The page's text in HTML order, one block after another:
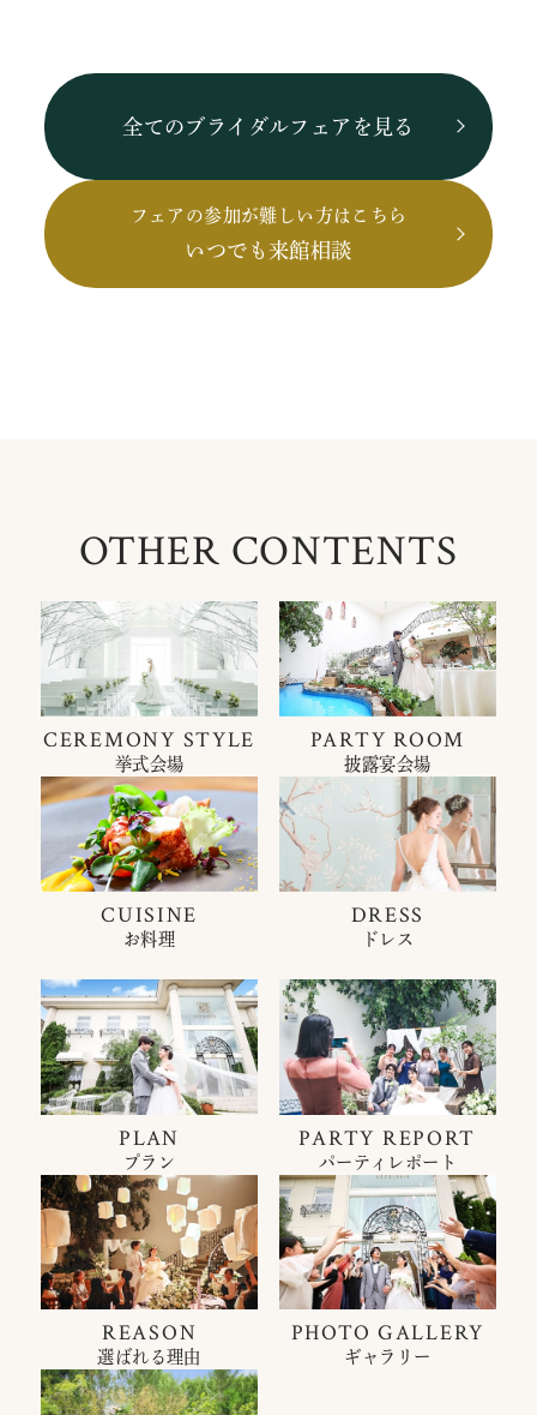
全てのブライダルフェアを見る
フェアの参加が難しい方はこちら
いつでも来館相談
OTHER CONTENTS
CEREMONY STYLE
挙式会場
PARTY ROOM
披露宴会場
CUISINE
お料理
DRESS
ドレス
PLAN
プラン
PARTY REPORT
パーティレポート
REASON
選ばれる理由
PHOTO GALLERY
ギャラリー